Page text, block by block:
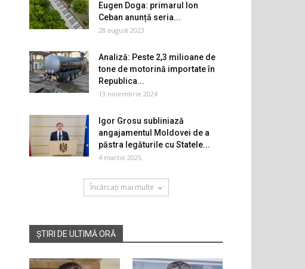
Eugen Doga: primarul Ion
Ceban anunță seria...
28 august 2023
Analiză: Peste 2,3 milioane de
tone de motorină importate în
Republica...
13 noiembrie 2024
Igor Grosu subliniază
angajamentul Moldovei de a
păstra legăturile cu Statele...
4 martie 2025
Încărcați mai multe
ȘTIRI DE ULTIMĂ ORĂ